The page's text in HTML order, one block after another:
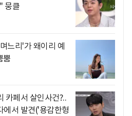
뭉클
느리'가 왜이리 예
뿜
카페서 살인사건?..
에서 발견('용감한형